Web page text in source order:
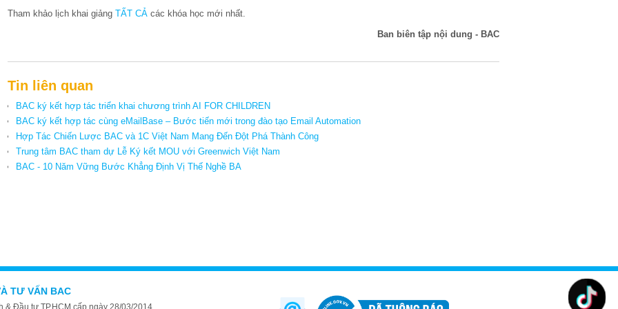
Tham khảo lịch khai giảng TẤT CẢ các khóa học mới nhất.
Ban biên tập nội dung - BAC
Tin liên quan
BAC ký kết hợp tác triển khai chương trình AI FOR CHILDREN
BAC ký kết hợp tác cùng eMailBase – Bước tiến mới trong đào tạo Email Automation
Hợp Tác Chiến Lược BAC và 1C Việt Nam Mang Đến Đột Phá Thành Công
Trung tâm BAC tham dự Lễ Ký kết MOU với Greenwich Việt Nam
BAC - 10 Năm Vững Bước Khẳng Định Vị Thế Nghề BA
TƯ VẤN BAC
& Đầu tư TP.HCM cấp ngày 28/03/2014